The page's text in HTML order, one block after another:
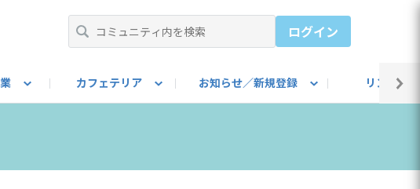
ログイン
カフェテリア お知らせ／新規登録 リンク集